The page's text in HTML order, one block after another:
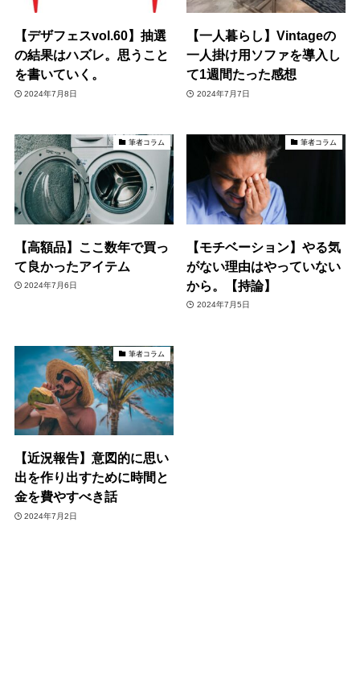
【デザフェスvol.60】抽選
の結果はハズレ。思うこと
を書いていく。
2024年7月8日
【一人暮らし】Vintageの
一人掛け用ソファを導入し
て1週間たった感想
2024年7月7日
筆者コラム
【高額品】ここ数年で買っ
て良かったアイテム
2024年7月6日
筆者コラム
【モチベーション】やる気
がない理由はやっていない
から。【持論】
2024年7月5日
筆者コラム
【近況報告】意図的に思い
出を作り出すために時間と
金を費やすべき話
2024年7月2日